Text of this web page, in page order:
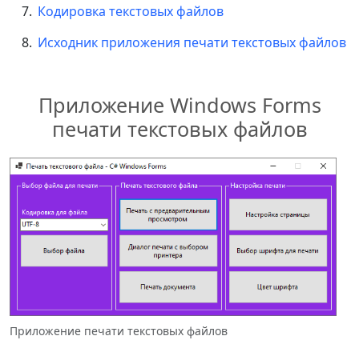
Кодировка текстовых файлов
Исходник приложения печати текстовых файлов
Приложение Windows Forms
печати текстовых файлов
Приложение печати текстовых файлов